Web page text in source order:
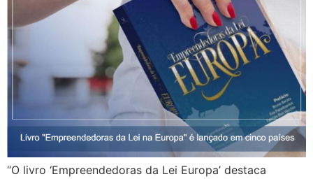
“O livro ‘Empreendedoras da Lei Europa’ destaca